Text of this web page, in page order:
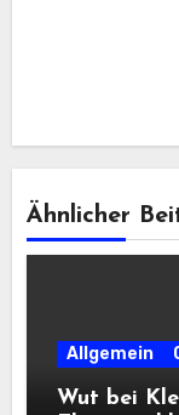
Ähnlicher
Allgemein
Wut bei